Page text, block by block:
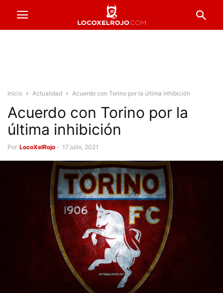
Inicio Actualidad Acuerdo con Torino por la última inhibición
Acuerdo con Torino por la
última inhibición
Por LocoXelRojo - 17 julio, 2021